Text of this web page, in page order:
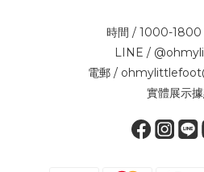
時間 / 1000-
LINE /
電郵 /
實體展示